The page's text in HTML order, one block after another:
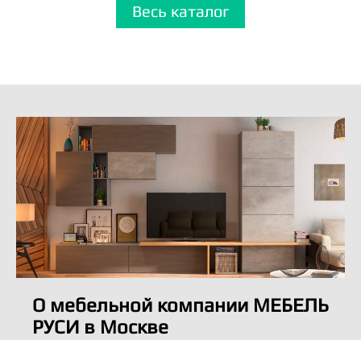
Весь каталог
О мебельной компании МЕБЕЛЬ
РУСИ в Москве